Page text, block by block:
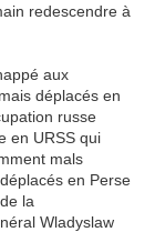
redescendre à
aux
déplacés en
russe
en URSS qui
mals
en Perse
la
Wladyslaw